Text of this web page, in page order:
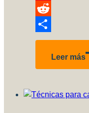
Pinterest
Reddit
Compartir
Leer más